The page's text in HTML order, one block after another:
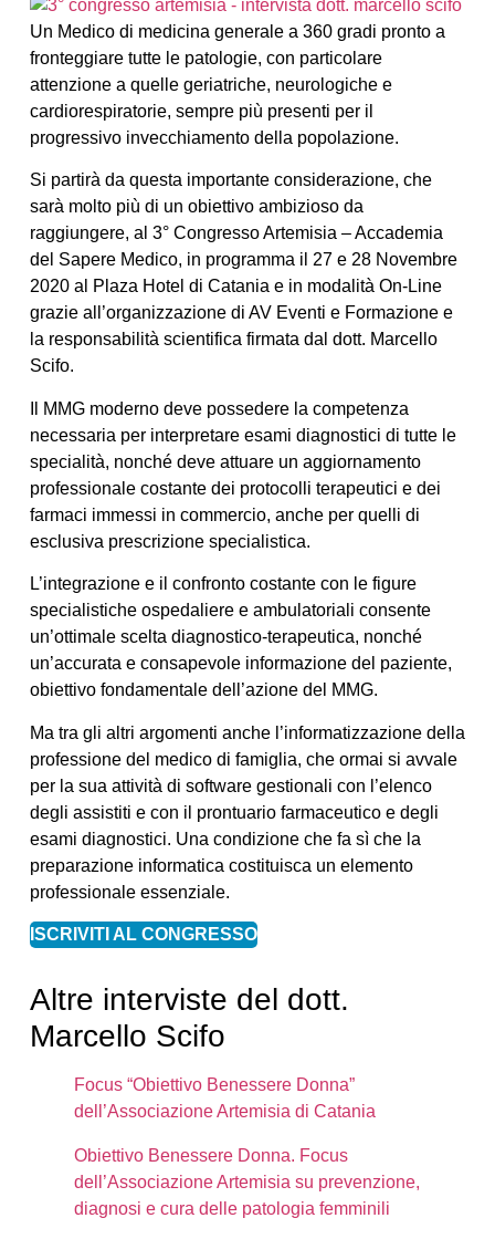
Un Medico di medicina generale a 360 gradi pronto a
fronteggiare tutte le patologie, con particolare
attenzione a quelle geriatriche, neurologiche e
cardiorespiratorie, sempre più presenti per il
progressivo invecchiamento della popolazione.
Si partirà da questa importante considerazione, che
sarà molto più di un obiettivo ambizioso da
raggiungere, al 3° Congresso Artemisia – Accademia
del Sapere Medico, in programma il 27 e 28 Novembre
2020 al Plaza Hotel di Catania e in modalità On-Line
grazie all’organizzazione di AV Eventi e Formazione e
la responsabilità scientifica firmata dal dott. Marcello
Scifo.
Il MMG moderno deve possedere la competenza
necessaria per interpretare esami diagnostici di tutte le
specialità, nonché deve attuare un aggiornamento
professionale costante dei protocolli terapeutici e dei
farmaci immessi in commercio, anche per quelli di
esclusiva prescrizione specialistica.
L’integrazione e il confronto costante con le figure
specialistiche ospedaliere e ambulatoriali consente
un’ottimale scelta diagnostico-terapeutica, nonché
un’accurata e consapevole informazione del paziente,
obiettivo fondamentale dell’azione del MMG.
Ma tra gli altri argomenti anche l’informatizzazione della
professione del medico di famiglia, che ormai si avvale
per la sua attività di software gestionali con l’elenco
degli assistiti e con il prontuario farmaceutico e degli
esami diagnostici. Una condizione che fa sì che la
preparazione informatica costituisca un elemento
professionale essenziale.
ISCRIVITI AL CONGRESSO
Altre interviste del dott.
Marcello Scifo
Focus “Obiettivo Benessere Donna”
dell’Associazione Artemisia di Catania
Obiettivo Benessere Donna. Focus
dell’Associazione Artemisia su prevenzione,
diagnosi e cura delle patologia femminili